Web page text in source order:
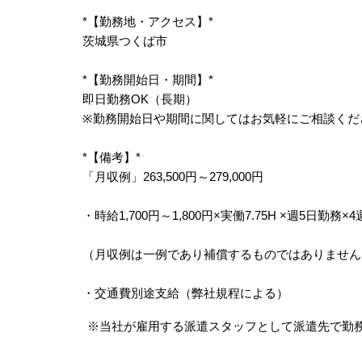
*【勤務地・アクセス】*
茨城県つくば市
*【勤務開始日・期間】*
即日勤務OK（長期）
※勤務開始日や期間に関してはお気軽にご相談くだ
*【備考】*
「月収例」263,500円～279,000円
・時給1,700円～1,800円×実働7.75H ×週5日勤務×4
（月収例は一例であり補償するものではありません
・交通費別途支給（弊社規程による）
※当社が雇用する派遣スタッフとして派遣先で勤